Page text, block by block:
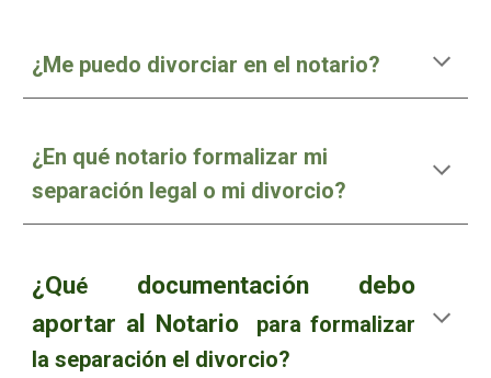
¿Me puedo divorciar en el notario?
¿En qué notario formalizar mi
separación legal o mi divorcio?
¿Qué documentación debo
aportar al Notario
para formalizar
la separación el divorcio?